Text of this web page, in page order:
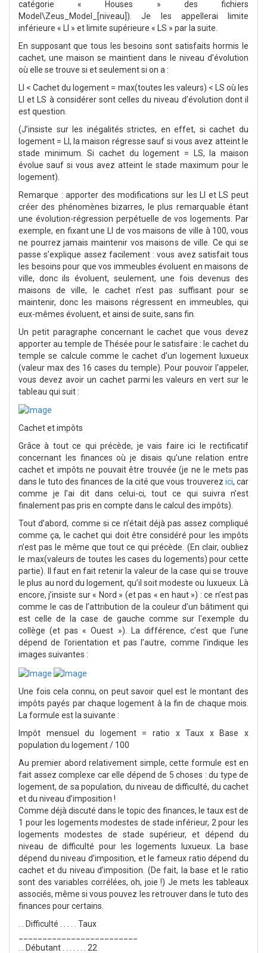
catégorie « Houses » des fichiers
Model\Zeus_Model_[niveau]). Je les appellerai limite
inférieure « LI » et limite supérieure « LS » par la suite.
En supposant que tous les besoins sont satisfaits hormis le
cachet, une maison se maintient dans le niveau d’évolution
où elle se trouve si et seulement si on a :
LI < Cachet du logement = max(toutes les valeurs) < LS où les
LI et LS à considérer sont celles du niveau d’évolution dont il
est question.
(J’insiste sur les inégalités strictes, en effet, si cachet du
logement = LI, la maison régresse sauf si vous avez atteint le
stade minimum. Si cachet du logement = LS, la maison
évolue sauf si vous avez atteint le stade maximum pour le
logement).
Remarque : apporter des modifications sur les LI et LS peut
créer des phénomènes bizarres, le plus remarquable étant
une évolution-régression perpétuelle de vos logements. Par
exemple, en fixant une LI de vos maisons de ville à 100, vous
ne pourrez jamais maintenir vos maisons de ville. Ce qui se
passe s’explique assez facilement : vous avez satisfait tous
les besoins pour que vos immeubles évoluent en maisons de
ville, donc ils évoluent, seulement, une fois devenus des
maisons de ville, le cachet n’est pas suffisant pour se
maintenir, donc les maisons régressent en immeubles, qui
eux-mêmes évoluent, et ainsi de suite, sans fin.
Un petit paragraphe concernant le cachet que vous devez
apporter au temple de Thésée pour le satisfaire : le cachet du
temple se calcule comme le cachet d'un logement luxueux
(valeur max des 16 cases du temple). Pour pouvoir l'appeler,
vous devez avoir un cachet parmi les valeurs en vert sur le
tableau qui suit :
Cachet et impôts
Grâce à tout ce qui précède, je vais faire ici le rectificatif
concernant les finances où je disais qu’une relation entre
cachet et impôts ne pouvait être trouvée (je ne le mets pas
dans le tuto des finances de la cité que vous trouverez ici, car
comme je l’ai dit dans celui-ci, tout ce qui suivra n’est
finalement pas pris en compte dans le calcul des impôts).
Tout d’abord, comme si ce n’était déjà pas assez compliqué
comme ça, le cachet qui doit être considéré pour les impôts
n’est pas le même que tout ce qui précède. (En clair, oubliez
le max(valeurs de toutes les cases du logements) pour cette
partie). Il faut en fait retenir la valeur de la case qui se trouve
le plus au nord du logement, qu’il soit modeste ou luxueux. Là
encore, j’insiste sur « Nord » (et pas « en haut ») : ce n’est pas
comme le cas de l’attribution de la couleur d’un bâtiment qui
est celle de la case de gauche comme sur l'exemple du
collège (et pas « Ouest »). La différence, c’est que l’une
dépend de l’orientation et pas l’autre, comme l'indique les
images suivantes :
Une fois cela connu, on peut savoir quel est le montant des
impôts payés par chaque logement à la fin de chaque mois.
La formule est la suivante :
Impôt mensuel du logement = ratio x Taux x Base x
population du logement / 100
Au premier abord relativement simple, cette formule est en
fait assez complexe car elle dépend de 5 choses : du type de
logement, de sa population, du niveau de difficulté, du cachet
et du niveau d’imposition !
Comme déjà discuté dans le topic des finances, le taux est de
1 pour les logements modestes de stade inférieur, 2 pour les
logements modestes de stade supérieur, et dépend du
niveau de difficulté pour les logements luxueux. La base
dépend du niveau d’imposition, et le fameux ratio dépend du
cachet et du niveau d’imposition. (De fait, la base et le ratio
sont des variables corrélées, oh, joie !) Je mets les tableaux
associés, même si vous pouvez les retrouver dans le tuto des
finances pour certains.
. . Difficulté . . . . . Taux
. . Débutant . . . . . . . 22